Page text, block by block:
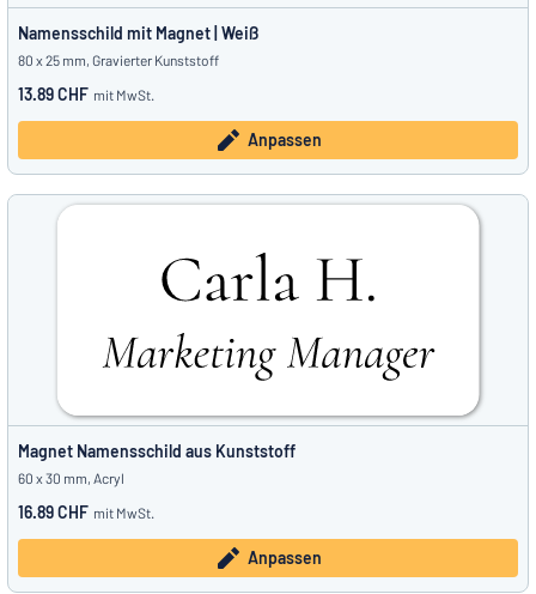
Namensschild mit Magnet | Weiß
80 x 25 mm, Gravierter Kunststoff
13.89 CHF mit MwSt.
Anpassen
Magnet Namensschild aus Kunststoff
60 x 30 mm, Acryl
16.89 CHF mit MwSt.
Anpassen